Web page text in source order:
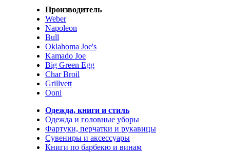
Производитель
Weber
Napoleon
Bull
Oklahoma Joe's
Kamado Joe
Big Green Egg
Char Broil
Grillvett
Ooni
Одежда, книги и стиль
Одежда и головные уборы
Фартуки, перчатки и рукавицы
Сувениры и аксессуары
Книги по барбекю и винам